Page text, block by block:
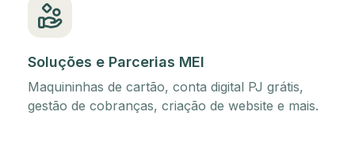
Soluções e Parcerias MEI
Maquininhas de cartão, conta digital PJ grátis,
gestão de cobranças, criação de website e mais.